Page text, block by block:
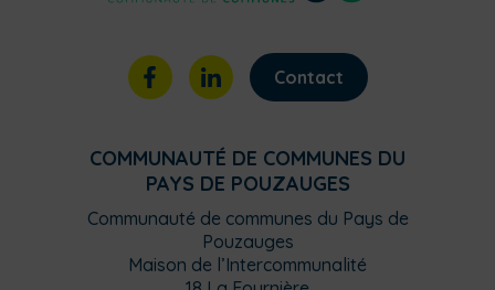
Contact
COMMUNAUTÉ DE COMMUNES DU
PAYS DE POUZAUGES
Communauté de communes du Pays de
Pouzauges
Maison de l’Intercommunalité